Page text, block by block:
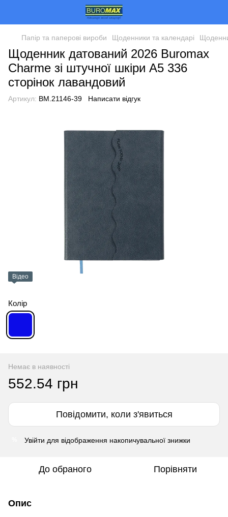
Папір та паперові вироби Щоденники та календарі
Щоденник датований 2026 Buromax
Charme зі штучної шкіри А5 336
сторінок лавандовий
Артикул: BM.21146-39 Написати відгук
Відео
Колір
Немає в наявності
552.54 грн
Повідомити, коли з'явиться
Увійти для відображення накопичувальної знижки
До обраного Порівняти
Опис